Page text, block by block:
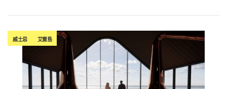
威士忌 艾雷島